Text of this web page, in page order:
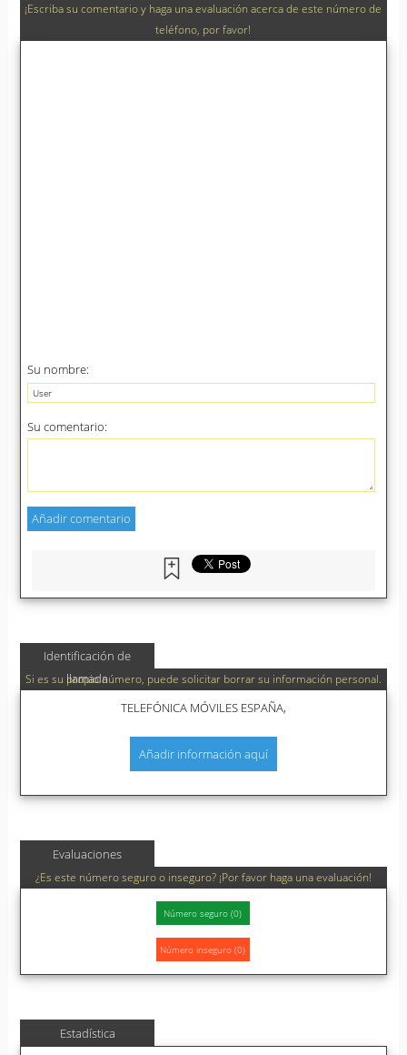
¡Escriba su comentario y haga una evaluación acerca de este número de
teléfono, por favor!
Su nombre:
Su comentario:
Identificación de
llamada
Si es su propio número, puede solicitar borrar su información personal.
TELEFÓNICA MÓVILES ESPAÑA,
Añadir información aquí
Evaluaciones
¿Es este número seguro o inseguro? ¡Por favor haga una evaluación!
Estadística